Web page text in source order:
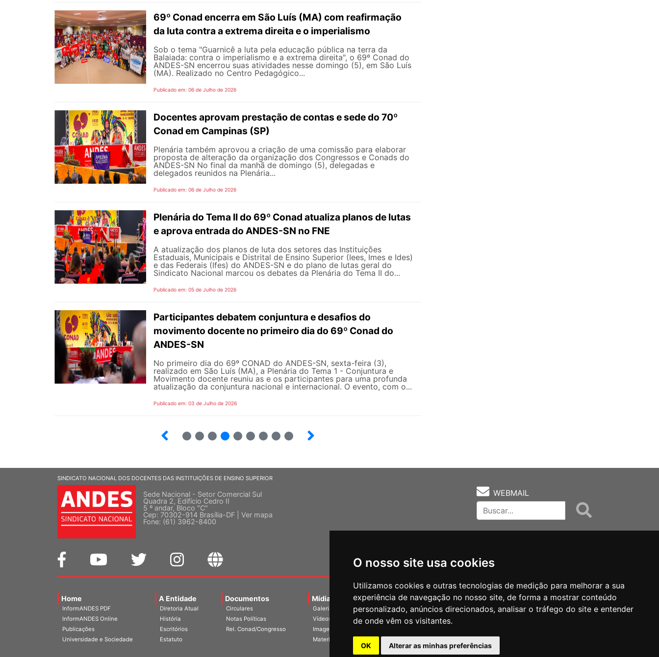
O nosso site usa cookies
Utilizamos cookies e outras tecnologias de medição para melhorar a sua
experiência de navegação no nosso site, de forma a mostrar conteúdo
personalizado, anúncios direcionados, analisar o tráfego do site e entender
de onde vêm os visitantes.
OK Alterar as minhas preferências
69º Conad encerra em São Luís (MA) com reafirmação
da luta contra a extrema direita e o imperialismo
Sob o tema "Guarnicê a luta pela educação pública na terra da
Balaiada: contra o imperialismo e a extrema direita", o 69º Conad do
ANDES-SN encerrou suas atividades nesse domingo (5), em São Luís
(MA). Realizado no Centro Pedagógico...
Publicado em: 06 de Julho de 2026
Docentes aprovam prestação de contas e sede do 70º
Conad em Campinas (SP)
Plenária também aprovou a criação de uma comissão para elaborar
proposta de alteração da organização dos Congressos e Conads do
ANDES-SN No final da manhã de domingo (5), delegadas e
delegados reunidos na Plenária...
Publicado em: 06 de Julho de 2026
Plenária do Tema II do 69º Conad atualiza planos de lutas
e aprova entrada do ANDES-SN no FNE
A atualização dos planos de luta dos setores das Instituições
Estaduais, Municipais e Distrital de Ensino Superior (Iees, Imes e Ides)
e das Federais (Ifes) do ANDES-SN e do plano de lutas geral do
Sindicato Nacional marcou os debates da Plenária do Tema II do...
Publicado em: 05 de Julho de 2026
Participantes debatem conjuntura e desafios do
movimento docente no primeiro dia do 69º Conad do
ANDES-SN
No primeiro dia do 69º CONAD do ANDES-SN, sexta-feira (3),
realizado em São Luís (MA), a Plenária do Tema 1 - Conjuntura e
Movimento docente reuniu as e os participantes para uma profunda
atualização da conjuntura nacional e internacional. O evento, com o...
Publicado em: 03 de Julho de 2026
SINDICATO NACIONAL DOS DOCENTES DAS INSTITUIÇÕES DE ENSINO SUPERIOR
Sede Nacional - Setor Comercial Sul
Quadra 2, Edifício Cedro II
5 º andar, Bloco "C"
Cep: 70302-914 Brasília-DF | Ver mapa
Fone: (61) 3962-8400
WEBMAIL
Home
InformANDES PDF
InformANDES Online
Publicações
Universidade e Sociedade
A Entidade
Diretoria Atual
História
Escritórios
Estatuto
Documentos
Circulares
Notas Políticas
Rel. Conad/Congresso
Mídias
Galerias
Vídeos
Imagens
Materiais
Agenda Notícias Notas Técnicas Fale Conocsco